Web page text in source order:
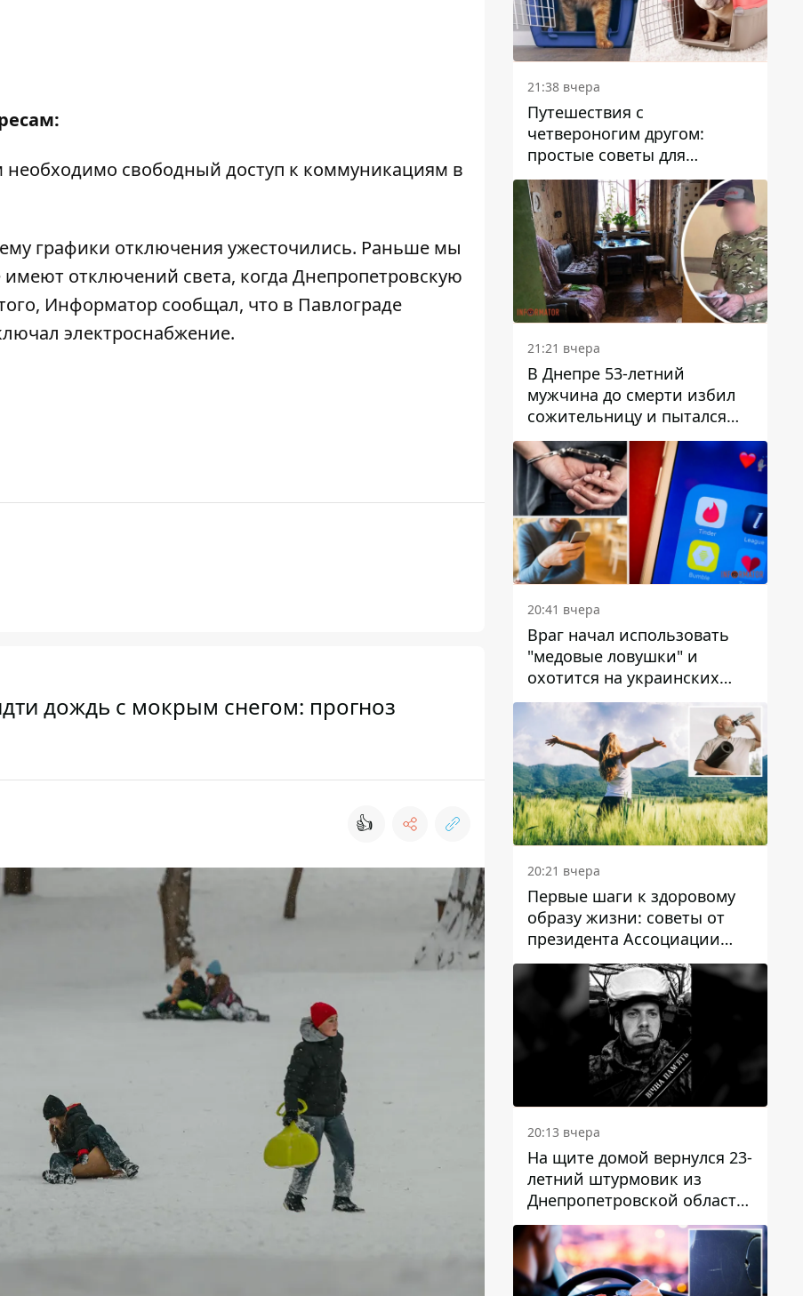
необходимо свободный доступ к коммуникациям в
графики отключения ужесточились. Раньше мы
отключений света, когда Днепропетровскую
Информатор сообщал, что в Павлограде
электроснабжение.
дождь с мокрым снегом: прогноз
👍
21:38 вчера
Путешествия с
четвероногим другом:
простые советы для
поездок с животными
21:21 вчера
В Днепре 53-летний
мужчина до смерти избил
сожительницу и пытался
скрыть преступление:
детали
20:41 вчера
Враг начал использовать
"медовые ловушки" и
охотится на украинских
военнослужащих
20:21 вчера
Первые шаги к здоровому
образу жизни: советы от
президента Ассоциации
диетологов Украины
20:13 вчера
На щите домой вернулся 23-
летний штурмовик из
Днепропетровской области
Богдан Бескровный